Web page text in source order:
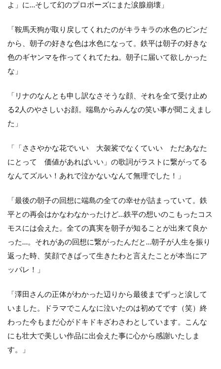
よ」に…そして幻のプロポーズにまた涙腺崩壊」
「鞍馬天狗が取り戻してくれたのがキラキラの水色のビンだ
から、朝子の好きな色は水色になって。鉄平は朝子の好きな
色のギヤンマを作ってくれてたね。朝子に届いて欲しかった
な」
「リナのなんとも申し訳なさそうな顔、それを全て受け止め
る2人のやさしいお顔。端島からみんなの笑い事が聞こえまし
た」
「「ささやかな花でいい 大袈裟でなくていい ただあなた
にとって 価値があればいい」の歌詞がラストに繋がってる
なんてズルい！あれで泣かないなんて無理でした！」
「最後の朝子の回想に端島の全ての幸せが詰まっていて。鉄
平との再会はかなわなかったけど…鉄平の想いのこもったコス
モスには会えた。全ての真実を朝子が知ることが出来て良か
った…。それがあの回想に繋がったんだと…朝子が人生を振り
返った時、笑顔できばって生きたわと言えたことが本当にア
ッパレ！」
「澤田さんの正体がわかった辺りから最後までずっと涙して
いました。ドラマでこんなに泣いたのは初めてです（笑）終
わった今もまだ心がドキドキざわさわとしています。こんな
にも壮大で美しい作品に出会えた事に心から感謝いたしま
す。」